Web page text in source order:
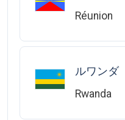
Réunion
ルワンダ
Rwanda